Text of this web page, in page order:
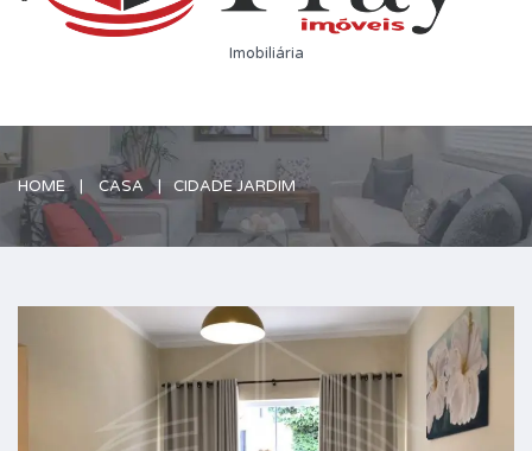
Imobiliária
HOME CASA CIDADE JARDIM